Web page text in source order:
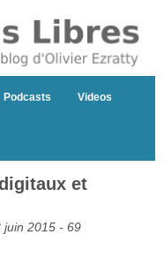
Podcasts Videos
et
juin 2015 - 69